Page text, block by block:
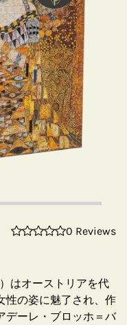
0 Reviews
はオーストリアを代
性の姿に魅了され、作
デーレ・ブロッホ＝バ